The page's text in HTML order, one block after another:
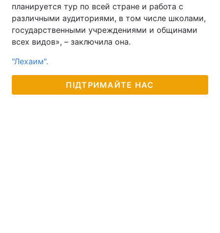
планируется тур по всей стране и работа с
различными аудиториями, в том числе школами,
государственными учреждениями и общинами
всех видов», – заключила она.
"Лехаим".
ПІДТРИМАЙТЕ НАС